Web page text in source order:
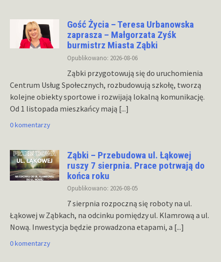
Gość Życia – Teresa Urbanowska
zaprasza – Małgorzata Zyśk
burmistrz Miasta Ząbki
Opublikowano: 2026-08-06
Ząbki przygotowują się do uruchomienia
Centrum Usług Społecznych, rozbudowują szkołę, tworzą
kolejne obiekty sportowe i rozwijają lokalną komunikację.
Od 1 listopada mieszkańcy mają [...]
0 komentarzy
Ząbki – Przebudowa ul. Łąkowej
ruszy 7 sierpnia. Prace potrwają do
końca roku
Opublikowano: 2026-08-05
7 sierpnia rozpoczną się roboty na ul.
Łąkowej w Ząbkach, na odcinku pomiędzy ul. Klamrową a ul.
Nową. Inwestycja będzie prowadzona etapami, a [...]
0 komentarzy